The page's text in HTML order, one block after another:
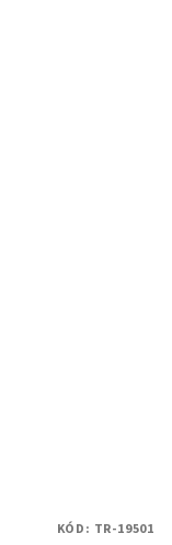
KÓD: TR-19501